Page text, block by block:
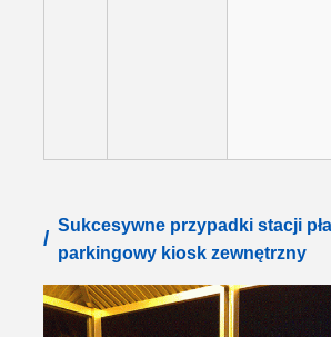
/
Sukcesywne przypadki stacji
parkingowy kiosk zewnętrzny